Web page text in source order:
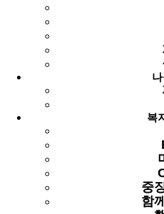
복
중
함
최고관리자
첨부파일
2024년 제3차 운영위원회
다운로드
DATE : 2024-10-07
관련링크
이전글
다음글